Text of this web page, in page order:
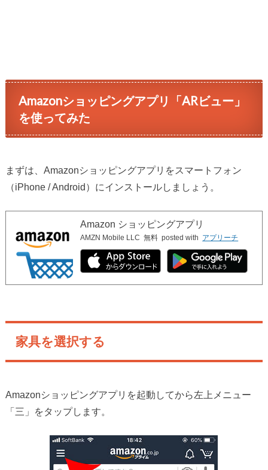
Amazonショッピングアプリ「ARビュー」
を使ってみた
まずは、Amazonショッピングアプリをスマートフォン
（iPhone / Android）にインストールしましょう。
Amazon ショッピングアプリ
AMZN Mobile LLC 無料 posted with アプリーチ
家具を選択する
Amazonショッピングアプリを起動してから左上メニュー
「三」をタップします。